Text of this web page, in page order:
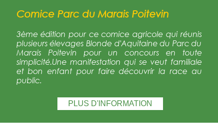
Comice Parc du Marais Poitevin
3ème édition pour ce comice agricole qui réunis
plusieurs élevages Blonde d'Aquitaine du Parc du
Marais Poitevin pour un concours en toute
simplicité.Une manifestation qui se veut familiale
et bon enfant pour faire découvrir la race au
public.
PLUS D'INFORMATION